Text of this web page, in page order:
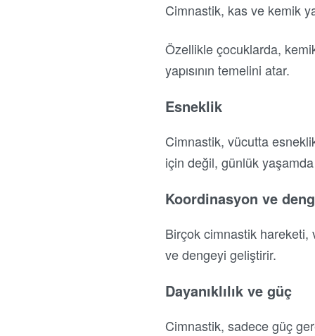
Cimnastik, kas ve kemik
Özellikle çocuklarda,
yapısının temelini atar.
Esneklik
Cimnastik, vücutta
için değil, günlük
Koordinasyon ve
Birçok cimnastik hareketi,
ve dengeyi geliştirir.
Dayanıklılık ve güç
Cimnastik, sadece güç